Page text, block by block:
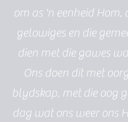
om as 'n eenheid Hom,
gelowiges en die
dien met die gawes
Ons doen dit met
blydskap, met die oog
dag wat ons weer ons